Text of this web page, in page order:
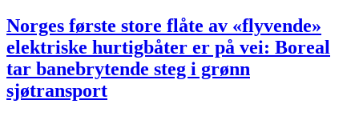
Norges første store flåte av «flyvende»
elektriske hurtigbåter er på vei: Boreal
tar banebrytende steg i grønn
sjøtransport